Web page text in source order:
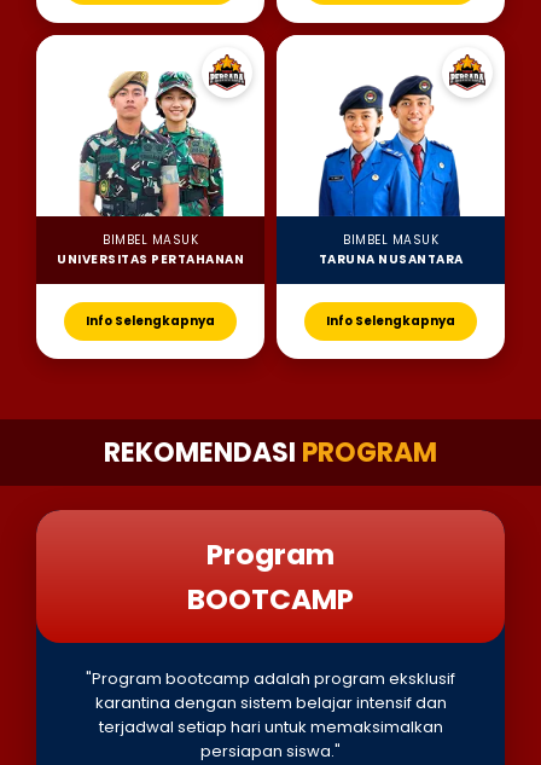
BIMBEL MASUK
UNIVERSITAS PERTAHANAN
Info Selengkapnya
BIMBEL MASUK
TARUNA NUSANTARA
Info Selengkapnya
REKOMENDASI PROGRAM
Program
BOOTCAMP
"Program bootcamp adalah program eksklusif
karantina dengan sistem belajar intensif dan
terjadwal setiap hari untuk memaksimalkan
persiapan siswa."